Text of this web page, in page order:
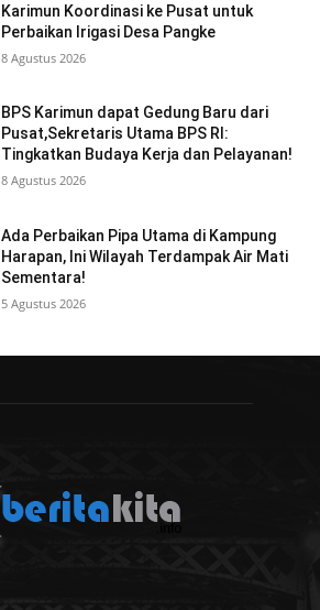
Karimun Koordinasi ke Pusat untuk
Perbaikan Irigasi Desa Pangke
8 Agustus 2026
BPS Karimun dapat Gedung Baru dari
Pusat,Sekretaris Utama BPS RI:
Tingkatkan Budaya Kerja dan Pelayanan!
8 Agustus 2026
Ada Perbaikan Pipa Utama di Kampung
Harapan, Ini Wilayah Terdampak Air Mati
Sementara!
5 Agustus 2026